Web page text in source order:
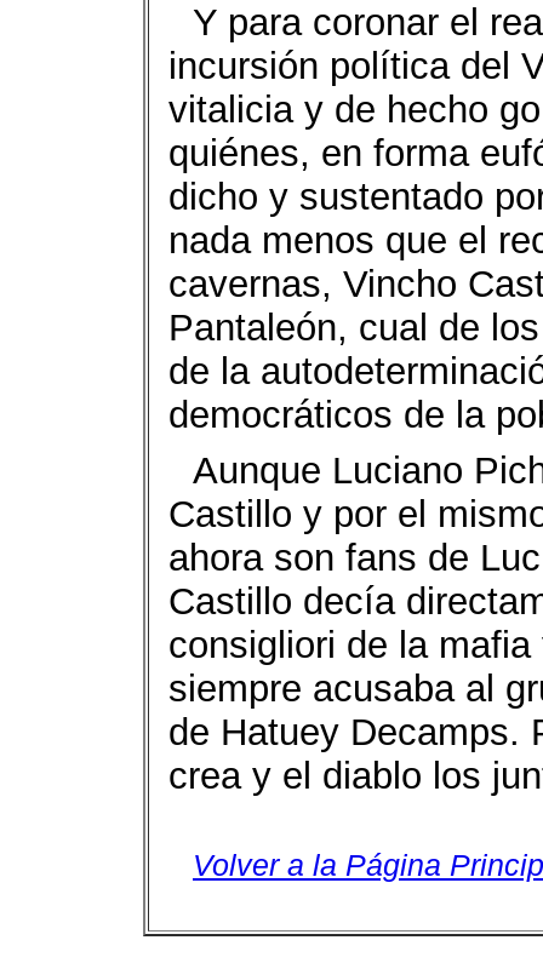
Y para coronar el
incursión política del
vitalicia y de hecho
quiénes, en forma
dicho y sustentado
nada menos que el
cavernas, Vincho
Pantaleón, cual de
de la
democráticos de la
Aunque Luciano
Castillo y por el
ahora son fans de
Castillo decía
consigliori de la
siempre acusaba al
de Hatuey Decamps.
crea y el diablo los
Volver a la Página